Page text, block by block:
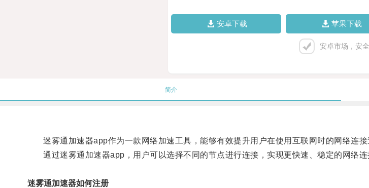
安卓下载 苹果下载
安卓市场，安
简介
迷雾通加速器app作为一款网络加速工具，能够有效提升用户在使用互联网时的网络连接
通过迷雾通加速器app，用户可以选择不同的节点进行连接，实现更快速、稳定的网络连
迷雾通加速器如何注册